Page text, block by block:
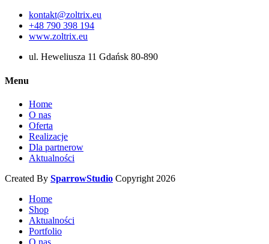
kontakt@zoltrix.eu
+48 790 398 194
www.zoltrix.eu
ul. Heweliusza 11 Gdańsk 80-890
Menu
Home
O nas
Oferta
Realizacje
Dla partnerow
Aktualności
Created By SparrowStudio Copyright 2026
Home
Shop
Aktualności
Portfolio
O nas